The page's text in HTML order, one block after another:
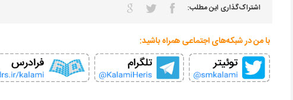
اشتراک‌گذاری این مطلب:
با من در شبکه‌های اجتماعی همراه باشید: